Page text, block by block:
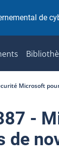
de
Microsoft
-
de